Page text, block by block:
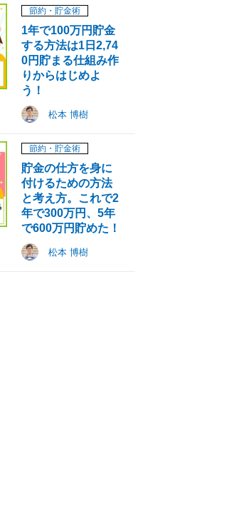
節約・貯金術
1年で100万円貯金
する方法は1日2,74
0円貯まる仕組み作
りからはじめよ
う！
松本 博樹
節約・貯金術
貯金の仕方を身に
付けるための方法
と考え方。これで2
年で300万円、5年
で600万円貯めた！
松本 博樹